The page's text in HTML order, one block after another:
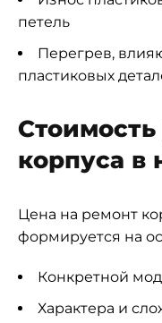
петель
Перегрев,
пластиковых
корпуса в
Цена на ремонт
формируется на
Конкретной
Характера и